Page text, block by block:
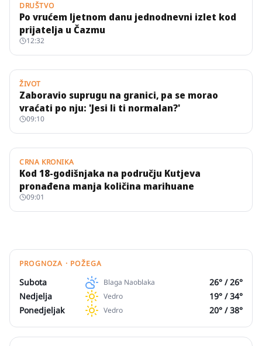
DRUŠTVO
Po vrućem ljetnom danu jednodnevni izlet kod
prijatelja u Čazmu
12:32
ŽIVOT
Zaboravio suprugu na granici, pa se morao
vraćati po nju: 'Jesi li ti normalan?'
09:10
CRNA KRONIKA
Kod 18-godišnjaka na području Kutjeva
pronađena manja količina marihuane
09:01
PROGNOZA · POŽEGA
Subota Blaga Naoblaka 26° /26°
Nedjelja
Vedro 19° /34°
Ponedjeljak
Vedro 20° /38°